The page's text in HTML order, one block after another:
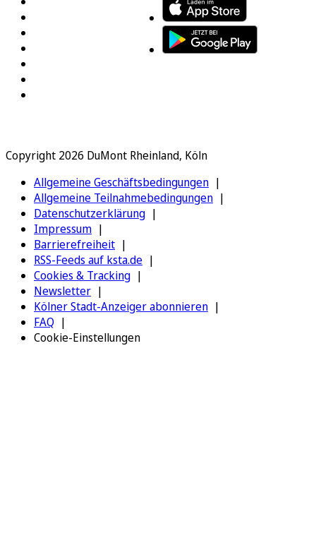
Copyright 2026 DuMont Rheinland, Köln
Allgemeine Geschäftsbedingungen
Allgemeine Teilnahmebedingungen
Datenschutzerklärung
Impressum
Barrierefreiheit
RSS-Feeds auf ksta.de
Cookies & Tracking
Newsletter
Kölner Stadt-Anzeiger abonnieren
FAQ
Cookie-Einstellungen